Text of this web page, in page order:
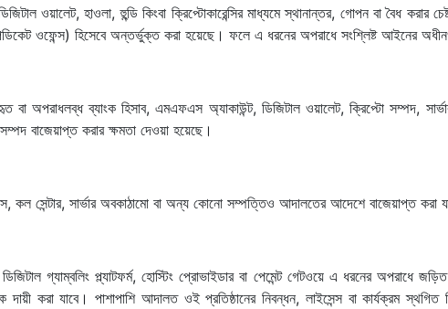
ওয়ালেট, হাওলা, হুন্ডি কিংবা ক্রিপ্টোকারেন্সির মাধ্যমে স্থানান্তর, গোপন বা বৈধ করার
ওফেন্স) হিসেবে অন্তর্ভুক্ত করা হয়েছে। ফলে এ ধরনের অপরাধে সংশ্লিষ্ট আইনের অধীনও
অপরাধলব্ধ ব্যাংক হিসাব, এমএফএস অ্যাকাউন্ট, ডিজিটাল ওয়ালেট, ক্রিপ্টো সম্পদ,
বাজেয়াপ্ত করার ক্ষমতা দেওয়া হয়েছে।
কল সেন্টার, সার্ভার অবকাঠামো বা অন্য কোনো সম্পত্তিও আদালতের আদেশে বাজেয়াপ্ত করা
গ্যাম্বলিং প্ল্যাটফর্ম, হোস্টিং প্রোভাইডার বা পেমেন্ট গেটওয়ে এ ধরনের অপরাধে
দায়ী করা যাবে। পাশাপাশি আদালত ওই প্রতিষ্ঠানের নিবন্ধন, লাইসেন্স বা কার্যক্রম স্থগিত